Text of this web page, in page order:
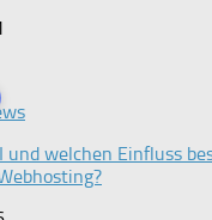
und welchen Einfluss